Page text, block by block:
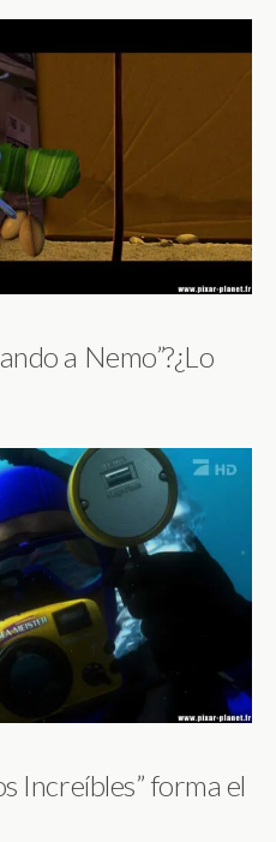
a Nemo”?¿Lo
Increíbles” forma el